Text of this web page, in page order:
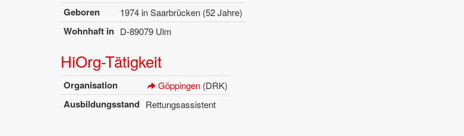
Ge­bo­ren 1974 in Saar­brü­cken (52 Jahre)
Wohn­haft in D-89079 Ulm
Hi­Org-Tä­tig­keit
Or­ga­ni­sa­ti­on Göp­pin­gen (DRK)
Aus­bil­dungs­stand Ret­tungs­as­sis­tent